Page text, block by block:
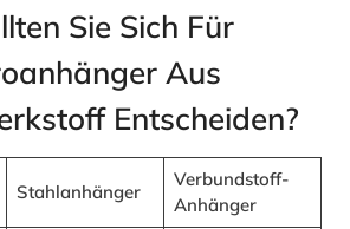
Sie Sich Für
Aus
Entscheiden?
Stahlanhänger
Verbundstoff-
Anhänger